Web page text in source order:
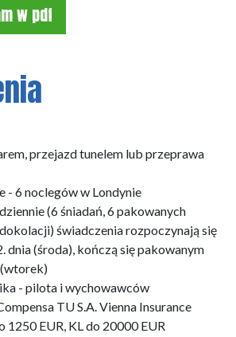
Pobierz program w pdf
przejazd tunelem lub przeprawa
- 6 noclegów w Londynie
(6 śniadań, 6 pakowanych
świadczenia rozpoczynają się
dnia (środa), kończą się pakowanym
(wtorek)
- pilota i wychowawców
TU S.A. Vienna Insurance
1250 EUR, KL do 20000 EUR